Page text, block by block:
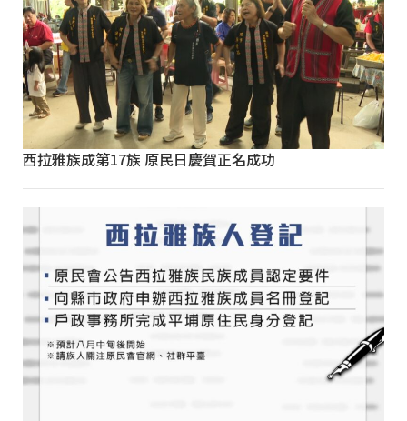
西拉雅族成第17族 原民日慶賀正名成功